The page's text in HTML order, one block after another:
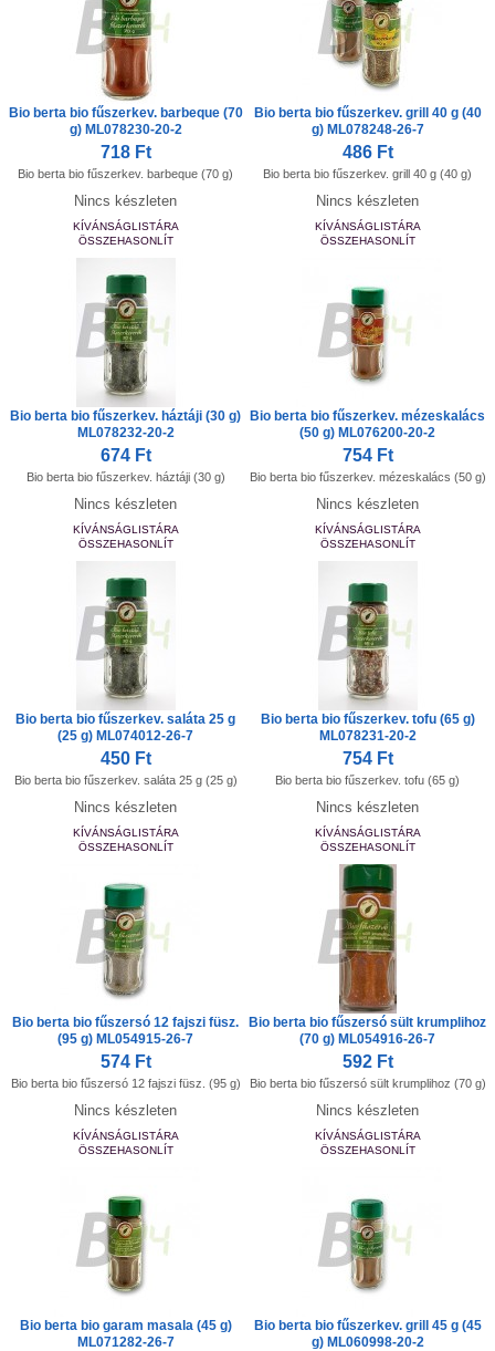
Bio berta bio fűszerkev. barbeque (70
g) ML078230-20-2
718 Ft
Bio berta bio fűszerkev. barbeque (70 g)
Nincs készleten
KÍVÁNSÁGLISTÁRA
ÖSSZEHASONLÍT
Bio berta bio fűszerkev. grill 40 g (40
g) ML078248-26-7
486 Ft
Bio berta bio fűszerkev. grill 40 g (40 g)
Nincs készleten
KÍVÁNSÁGLISTÁRA
ÖSSZEHASONLÍT
Bio berta bio fűszerkev. háztáji (30 g)
ML078232-20-2
674 Ft
Bio berta bio fűszerkev. háztáji (30 g)
Nincs készleten
KÍVÁNSÁGLISTÁRA
ÖSSZEHASONLÍT
Bio berta bio fűszerkev. mézeskalács
(50 g) ML076200-20-2
754 Ft
Bio berta bio fűszerkev. mézeskalács (50 g)
Nincs készleten
KÍVÁNSÁGLISTÁRA
ÖSSZEHASONLÍT
Bio berta bio fűszerkev. saláta 25 g
(25 g) ML074012-26-7
450 Ft
Bio berta bio fűszerkev. saláta 25 g (25 g)
Nincs készleten
KÍVÁNSÁGLISTÁRA
ÖSSZEHASONLÍT
Bio berta bio fűszerkev. tofu (65 g)
ML078231-20-2
754 Ft
Bio berta bio fűszerkev. tofu (65 g)
Nincs készleten
KÍVÁNSÁGLISTÁRA
ÖSSZEHASONLÍT
Bio berta bio fűszersó 12 fajszi füsz.
(95 g) ML054915-26-7
574 Ft
Bio berta bio fűszersó 12 fajszi füsz. (95 g)
Nincs készleten
KÍVÁNSÁGLISTÁRA
ÖSSZEHASONLÍT
Bio berta bio fűszersó sült krumplihoz
(70 g) ML054916-26-7
592 Ft
Bio berta bio fűszersó sült krumplihoz (70 g)
Nincs készleten
KÍVÁNSÁGLISTÁRA
ÖSSZEHASONLÍT
Bio berta bio garam masala (45 g)
ML071282-26-7
Bio berta bio fűszerkev. grill 45 g (45
g) ML060998-20-2